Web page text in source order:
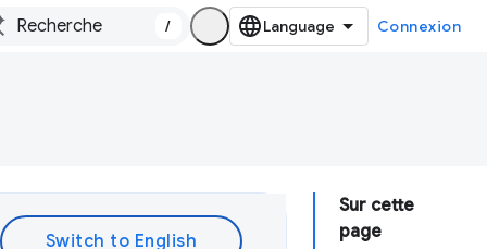
/ Connexion
Sur cette
page